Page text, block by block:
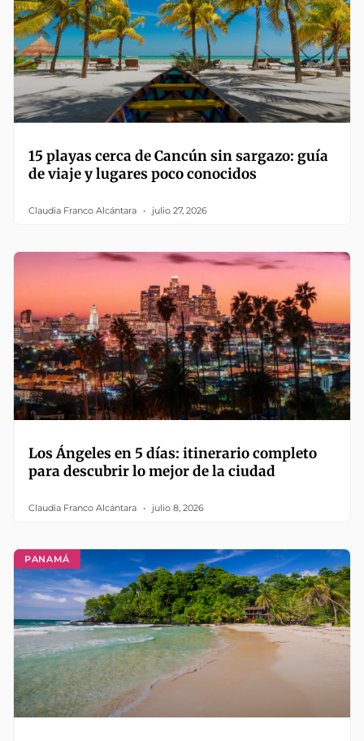
15 playas cerca de Cancún sin sargazo: guía
de viaje y lugares poco conocidos
Claudia Franco Alcántara julio 27, 2026
Los Ángeles en 5 días: itinerario completo
para descubrir lo mejor de la ciudad
Claudia Franco Alcántara julio 8, 2026
PANAMÁ